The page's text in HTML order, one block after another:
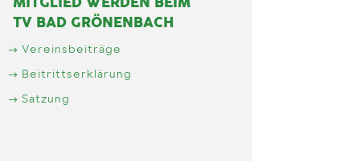
MITGLIED WERDEN BEIM
TV BAD GRÖNENBACH
Vereinsbeiträge
Beitrittserklärung
Satzung